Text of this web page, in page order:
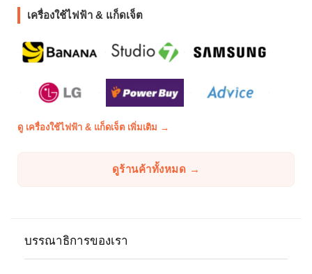
เครื่องใช้ไฟฟ้า & แก็ดเจ็ต
ดู เครื่องใช้ไฟฟ้า & แก็ดเจ็ต เพิ่มเติม →
ดูร้านค้าทั้งหมด →
บรรณาธิการของเรา